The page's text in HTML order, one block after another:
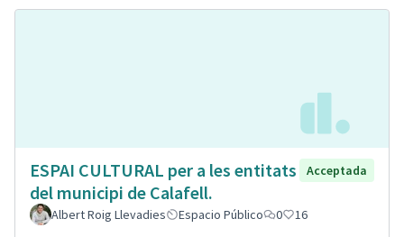
ESPAI CULTURAL per a les entitats
del municipi de Calafell.
Acceptada
Albert Roig Llevadies Espacio Público 0 16